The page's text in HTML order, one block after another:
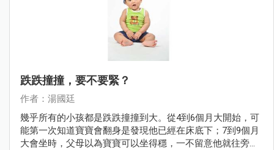
跌跌撞撞，要不要緊？
作者：湯國廷
幾乎所有的小孩都是跌跌撞撞到大。從4到6個月大開始，可
能第一次知道寶寶會翻身是發現他已經在床底下；7到9個月
大會坐時，父母以為寶寶可以坐得穩，一不留意他就往旁或